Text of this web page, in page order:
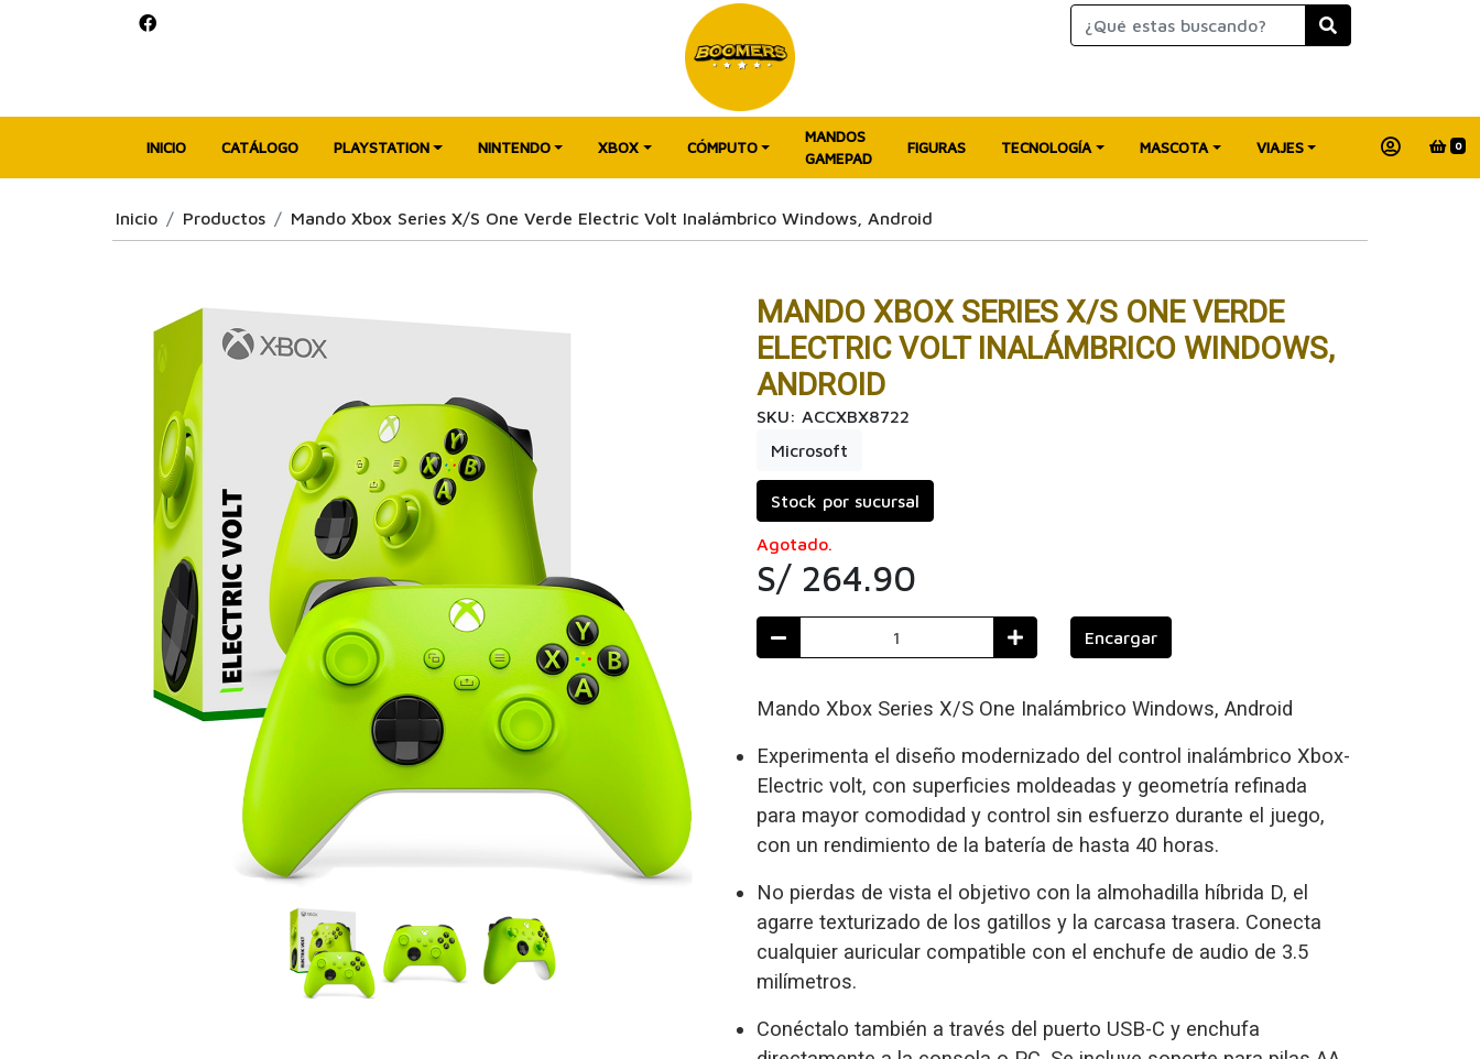
INICIO CATÁLOGO PLAYSTATION NINTENDO XBOX CÓMPUTO
MANDOS
GAMEPAD
FIGURAS TECNOLOGÍA MASCOTA VIAJES 0
Inicio Productos Mando Xbox Series X/S One Verde Electric Volt Inalámbrico Windows, Android
MANDO XBOX SERIES X/S ONE VERDE
ELECTRIC VOLT INALÁMBRICO WINDOWS,
ANDROID
SKU: ACCXBX8722
Microsoft
Stock por sucursal
Agotado.
S/ 264.90
Encargar
Mando Xbox Series X/S One Inalámbrico Windows, Android
Experimenta el diseño modernizado del control inalámbrico Xbox-
Electric volt, con superficies moldeadas y geometría refinada
para mayor comodidad y control sin esfuerzo durante el juego,
con un rendimiento de la batería de hasta 40 horas.
No pierdas de vista el objetivo con la almohadilla híbrida D, el
agarre texturizado de los gatillos y la carcasa trasera. Conecta
cualquier auricular compatible con el enchufe de audio de 3.5
milímetros.
Conéctalo también a través del puerto USB-C y enchufa